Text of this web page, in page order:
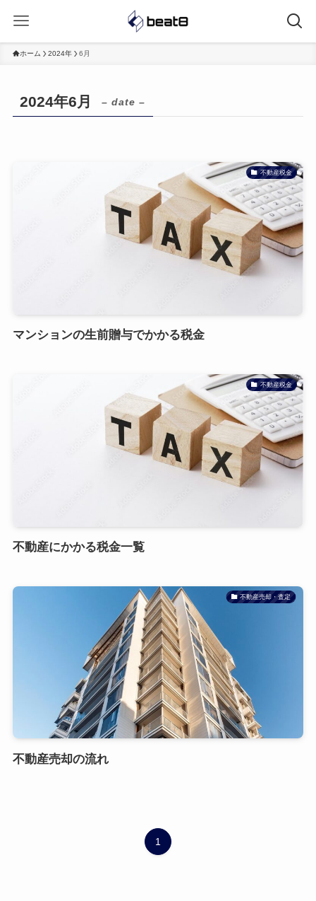
ホーム 2024年 6月
2024年6月 – date –
不動産税金
マンションの生前贈与でかかる税金
不動産税金
不動産にかかる税金一覧
不動産売却・査定
不動産売却の流れ
1